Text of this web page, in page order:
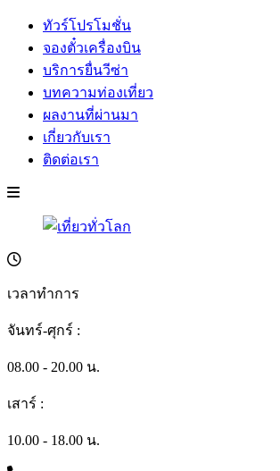
ทัวร์โปรโมชั่น
จองตั๋วเครื่องบิน
บริการยื่นวีซ่า
บทความท่องเที่ยว
ผลงานที่ผ่านมา
เกี่ยวกับเรา
ติดต่อเรา
เวลาทำการ
จันทร์-ศุกร์ :
08.00 - 20.00 น.
เสาร์ :
10.00 - 18.00 น.